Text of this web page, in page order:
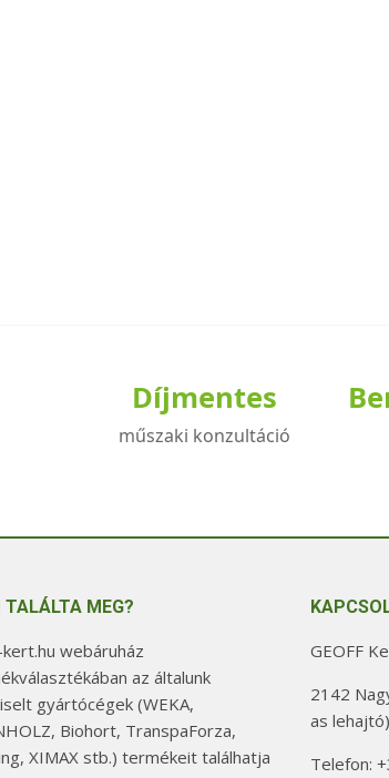
Díjmentes
műszaki konzultáció
TALÁLTA MEG?
webáruház
az általunk
gyártócégek (WEKA,
Biohort, TranspaForza,
XIMAX stb.) termékeit találhatja
GEOFF
2142
as lehajtó)
Telefon: